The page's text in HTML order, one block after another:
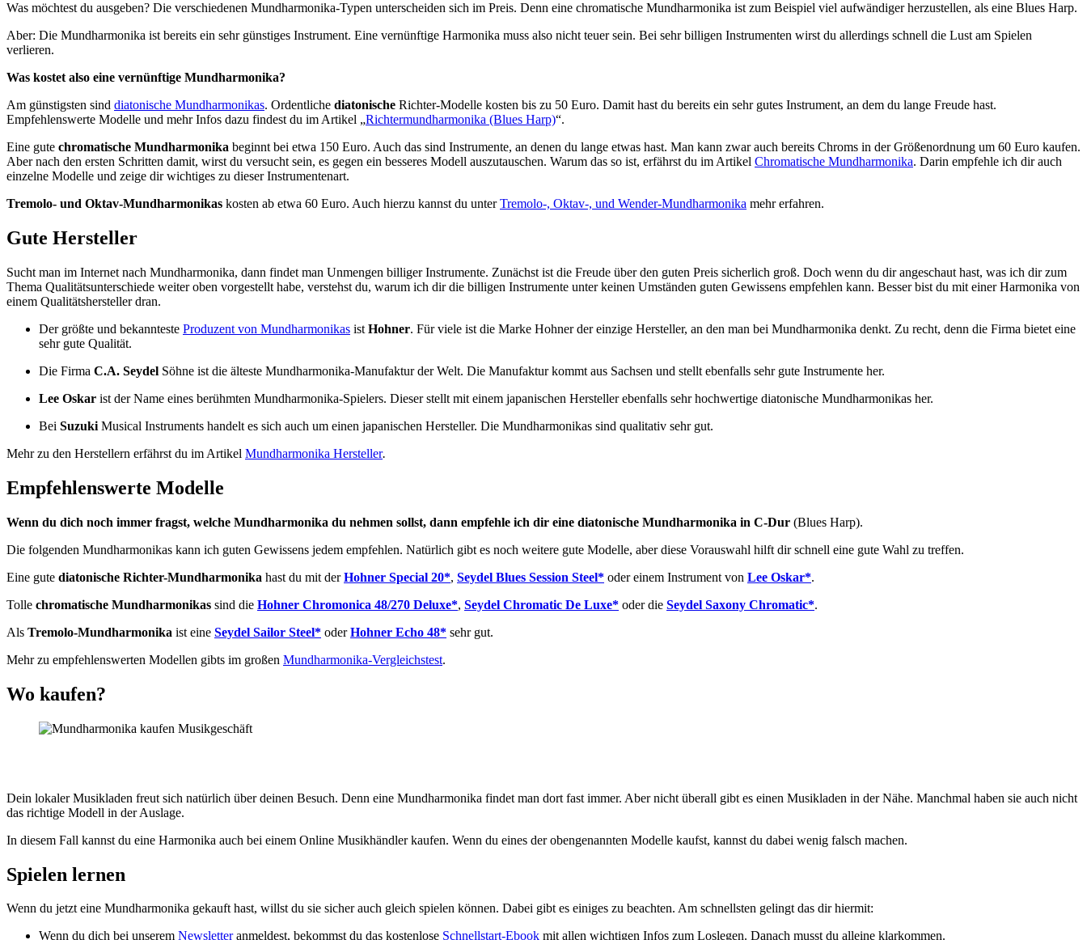
Was möchtest du ausgeben? Die verschiedenen Mundharmonika-Typen unterscheiden sich im Preis. Denn eine chromatische Mundharmonika ist zum Beispiel viel aufwändiger herzustellen, als eine Blues Harp.
Aber: Die Mundharmonika ist bereits ein sehr günstiges Instrument. Eine vernünftige Harmonika muss also nicht teuer sein. Bei sehr billigen Instrumenten wirst du allerdings schnell die Lust am Spielen
verlieren.
Was kostet also eine vernünftige Mundharmonika?
Am günstigsten sind diatonische Mundharmonikas. Ordentliche diatonische Richter-Modelle kosten bis zu 50 Euro. Damit hast du bereits ein sehr gutes Instrument, an dem du lange Freude hast.
Empfehlenswerte Modelle und mehr Infos dazu findest du im Artikel „Richtermundharmonika (Blues Harp)“.
Eine gute chromatische Mundharmonika beginnt bei etwa 150 Euro. Auch das sind Instrumente, an denen du lange etwas hast. Man kann zwar auch bereits Chroms in der Größenordnung um 60 Euro kaufen.
Aber nach den ersten Schritten damit, wirst du versucht sein, es gegen ein besseres Modell auszutauschen. Warum das so ist, erfährst du im Artikel Chromatische Mundharmonika. Darin empfehle ich dir auch
einzelne Modelle und zeige dir wichtiges zu dieser Instrumentenart.
Tremolo- und Oktav-Mundharmonikas kosten ab etwa 60 Euro. Auch hierzu kannst du unterTremolo-, Oktav-, und Wender-Mundharmonika mehr erfahren.
Gute Hersteller
Sucht man im Internet nach Mundharmonika, dann findet man Unmengen billiger Instrumente. Zunächst ist die Freude über den guten Preis sicherlich groß. Doch wenn du dir angeschaut hast, was ich dir zum
Thema Qualitätsunterschiede weiter oben vorgestellt habe, verstehst du, warum ich dir die billigen Instrumente unter keinen Umständen guten Gewissens empfehlen kann. Besser bist du mit einer Harmonika von
einem Qualitätshersteller dran.
Der größte und bekannteste Produzent von Mundharmonikas ist Hohner. Für viele ist die Marke Hohner der einzige Hersteller, an den man bei Mundharmonika denkt. Zu recht, denn die Firma bietet eine
sehr gute Qualität.
Die Firma C.A. Seydel Söhne ist die älteste Mundharmonika-Manufaktur der Welt. Die Manufaktur kommt aus Sachsen und stellt ebenfalls sehr gute Instrumente her.
Lee Oskar ist der Name eines berühmten Mundharmonika-Spielers. Dieser stellt mit einem japanischen Hersteller ebenfalls sehr hochwertige diatonische Mundharmonikas her.
Bei Suzuki Musical Instruments handelt es sich auch um einen japanischen Hersteller. Die Mundharmonikas sind qualitativ sehr gut.
Mehr zu den Herstellern erfährst du im Artikel Mundharmonika Hersteller.
Empfehlenswerte Modelle
Wenn du dich noch immer fragst, welche Mundharmonika du nehmen sollst, dann empfehle ich dir eine diatonische Mundharmonika in C-Dur (Blues Harp).
Die folgenden Mundharmonikas kann ich guten Gewissens jedem empfehlen. Natürlich gibt es noch weitere gute Modelle, aber diese Vorauswahl hilft dir schnell eine gute Wahl zu treffen.
Eine gute diatonische Richter-Mundharmonika hast du mit derHohner Special 20*, Seydel Blues Session Steel* oder einem Instrument von Lee Oskar*.
Tolle chromatische Mundharmonikas sind die Hohner Chromonica 48/270 Deluxe*, Seydel Chromatic De Luxe* oder die Seydel Saxony Chromatic*.
Als Tremolo-Mundharmonika ist eine Seydel Sailor Steel* oderHohner Echo 48* sehr gut.
Mehr zu empfehlenswerten Modellen gibts im großen Mundharmonika-Vergleichstest.
Wo kaufen?
Dein lokaler Musikladen freut sich natürlich über deinen Besuch. Denn eine Mundharmonika findet man dort fast immer. Aber nicht überall gibt es einen Musikladen in der Nähe. Manchmal haben sie auch nicht
das richtige Modell in der Auslage.
In diesem Fall kannst du eine Harmonika auch bei einem Online Musikhändler kaufen. Wenn du eines der obengenannten Modelle kaufst, kannst du dabei wenig falsch machen.
Spielen lernen
Wenn du jetzt eine Mundharmonika gekauft hast, willst du sie sicher auch gleich spielen können. Dabei gibt es einiges zu beachten. Am schnellsten gelingt das dir hiermit:
Wenn du dich bei unserem Newsletteranmeldest, bekommst du das kostenlose Schnellstart-Ebook mit allen wichtigen Infos zum Loslegen. Danach musst du alleine klarkommen.